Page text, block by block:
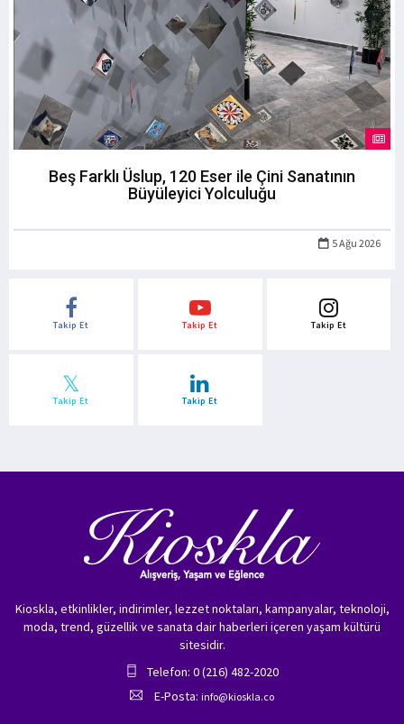
Beş Farklı Üslup, 120 Eser ile Çini Sanatının
Büyüleyici Yolculuğu
5 Ağu 2026
Takip Et Takip Et Takip Et
Takip Et Takip Et
Kioskla, etkinlikler, indirimler, lezzet noktaları, kampanyalar, teknoloji,
moda, trend, güzellik ve sanata dair haberleri içeren yaşam kültürü
sitesidir.
Telefon: 0 (216) 482-2020
E-Posta: info@kioskla.co